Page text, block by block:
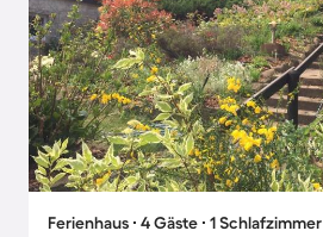
Ferienhaus ∙ 4 Gäste ∙ 1 Schlafzimmer